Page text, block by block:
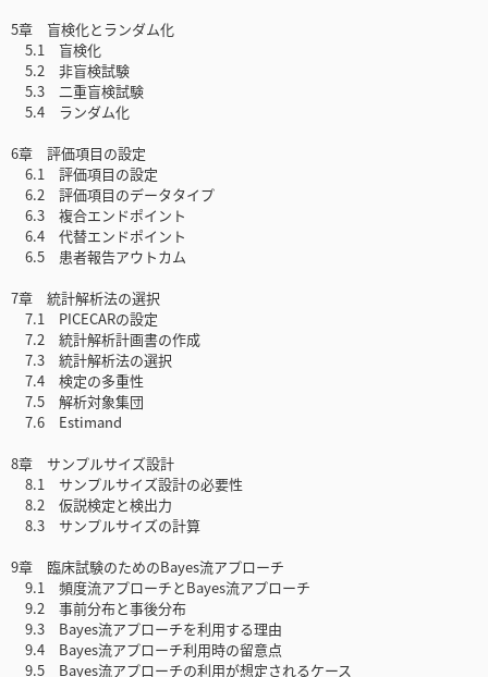
5章 盲検化とランダム化
5.1 盲検化
5.2 非盲検試験
5.3 二重盲検試験
5.4 ランダム化
6章 評価項目の設定
6.1 評価項目の設定
6.2 評価項目のデータタイプ
6.3 複合エンドポイント
6.4 代替エンドポイント
6.5 患者報告アウトカム
7章 統計解析法の選択
7.1 PICECARの設定
7.2 統計解析計画書の作成
7.3 統計解析法の選択
7.4 検定の多重性
7.5 解析対象集団
7.6 Estimand
8章 サンプルサイズ設計
8.1 サンプルサイズ設計の必要性
8.2 仮説検定と検出力
8.3 サンプルサイズの計算
9章 臨床試験のためのBayes流アプローチ
9.1 頻度流アプローチとBayes流アプローチ
9.2 事前分布と事後分布
9.3 Bayes流アプローチを利用する理由
9.4 Bayes流アプローチ利用時の留意点
9.5 Bayes流アプローチの利用が想定されるケース